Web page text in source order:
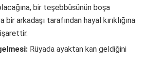
bir teşebbüsünün boşa
bir arkadaşı tarafından hayal kırıklığına
Rüyada ayaktan kan geldiğini